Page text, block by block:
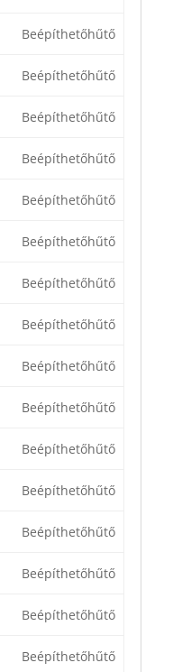
Beépíthetőhűtő
Beépíthetőhűtő
Beépíthetőhűtő
Beépíthetőhűtő
Beépíthetőhűtő
Beépíthetőhűtő
Beépíthetőhűtő
Beépíthetőhűtő
Beépíthetőhűtő
Beépíthetőhűtő
Beépíthetőhűtő
Beépíthetőhűtő
Beépíthetőhűtő
Beépíthetőhűtő
Beépíthetőhűtő
Beépíthetőhűtő